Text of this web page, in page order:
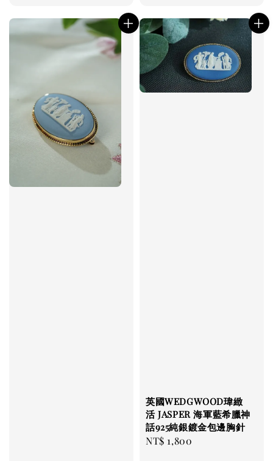
英國WEDGWOOD瑋緻
活 JASPER 海軍藍希臘神
話925純銀鍍金包邊胸針
Regular
NT$ 1,800